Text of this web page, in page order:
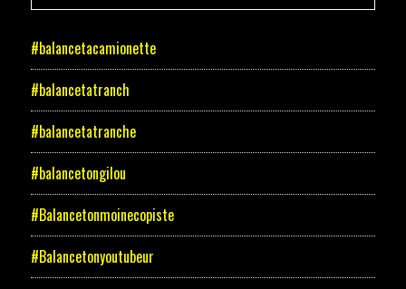
#balancetacamionette
#balancetatranch
#balancetatranche
#balancetongilou
#Balancetonmoinecopiste
#Balancetonyoutubeur